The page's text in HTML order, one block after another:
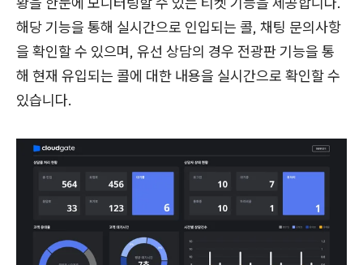
해당 기능을 통해 실시간으로 인입되는 콜, 채팅 문의사항
을 확인할 수 있으며, 유선 상담의 경우 전광판 기능을 통
해 현재 유입되는 콜에 대한 내용을 실시간으로 확인할 수
있습니다.